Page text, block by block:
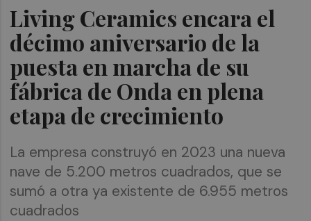
Living Ceramics encara el
décimo aniversario de la
puesta en marcha de su
fábrica de Onda en plena
etapa de crecimiento
La empresa construyó en 2023 una nueva
nave de 5.200 metros cuadrados, que se
sumó a otra ya existente de 6.955 metros
cuadrados